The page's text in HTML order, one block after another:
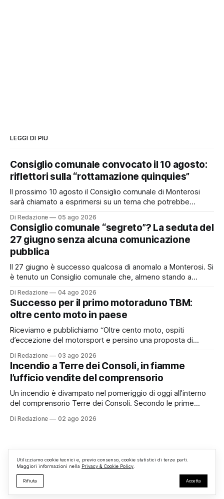
LEGGI DI PIÙ
Consiglio comunale convocato il 10 agosto:
riflettori sulla “rottamazione quinquies”
Il prossimo 10 agosto il Consiglio comunale di Monterosi
sarà chiamato a esprimersi su un tema che potrebbe
possibile adesione del Comune alla cosiddetta
“rottamazione quinquies” dei carichi affidati all’Agente della
Riscossione. Prima, però, c’è un tema politico che merita
Di Redazione 05 ago 2026
Consiglio comunale “segreto”? La seduta del
27 giugno senza alcuna comunicazione
pubblica
Il 27 giugno è successo qualcosa di anomalo a Monterosi. Si
è tenuto un Consiglio comunale che, almeno stando a
pubblicamente comunicato ai cittadini attraverso l’Albo
Pretorio. Un’anomalia che merita spiegazioni. Il Consiglio
comunale è, per sua natura, un’assemblea
Di Redazione 04 ago 2026
Successo per il primo motoraduno TBM:
oltre cento moto in paese
Riceviamo e pubblichiamo “Oltre cento moto, ospiti
d’eccezione del motorsport e persino una proposta di
organizzato da TBM a Monterosi, un evento che ha
superato le aspettative degli organizzatori richiamando
appassionati delle due ruote da tutto il Lazio e dalle regioni
limitrofe. Per
Di Redazione 03 ago 2026
Incendio a Terre dei Consoli, in fiamme
l’ufficio vendite del comprensorio
Un incendio è divampato nel pomeriggio di oggi all’interno
del comprensorio Terre dei Consoli. Secondo le prime
struttura adibita a ufficio vendite. Sul posto sono intervenuti
Di Redazione 02 ago 2026
Utilizziamo cookie tecnici e, previo consenso, cookie statistici di terze parti.
Maggiori informazioni nella Privacy & Cookie Policy
Rifiuta Accetta